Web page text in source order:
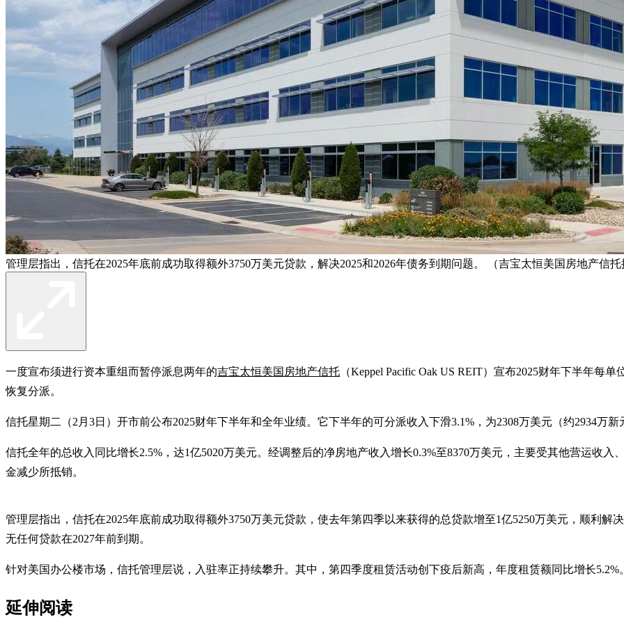
管理层指出，信托在2025年底前成功取得额外3750万美元贷款，解决2025和2026年债务到期问题。 （吉宝太恒美国房地产信
一度宣布须进行资本重组而暂停派息两年的吉宝太恒美国房地产信托 （Keppel Pacific Oak US REIT）宣布2025财年下半年每
恢复分派。
信托星期二（2月3日）开市前公布2025财年下半年和全年业绩。它下半年的可分派收入下滑3.1%，为2308万美元（约2934万
信托全年的总收入同比增长2.5%，达1亿5020万美元。经调整后的净房地产收入增长0.3%至8370万美元，主要受其他营运收
金减少所抵销。
管理层指出，信托在2025年底前成功取得额外3750万美元贷款，使去年第四季以来获得的总贷款增至1亿5250万美元，顺利解
无任何贷款在2027年前到期。
针对美国办公楼市场，信托管理层说，入驻率正持续攀升。其中，第四季度租赁活动创下疫后新高，年度租赁额同比增长5.2%
延伸阅读